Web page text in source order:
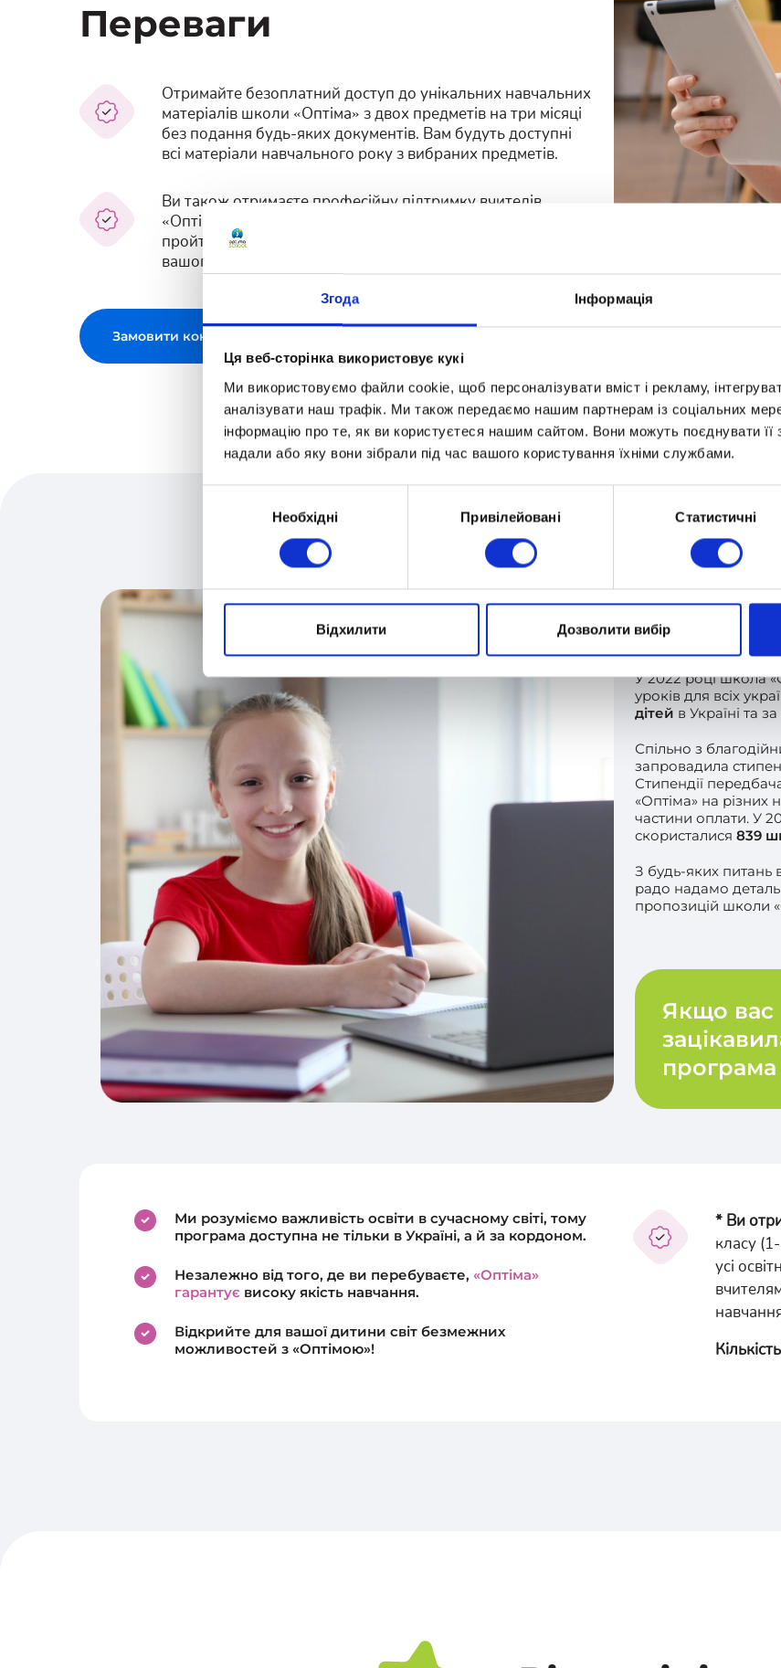
Згода Інформація
Ця веб-сторінка використовує кукі
Ми використовуємо файли cookie, щоб персоналізувати вміст і рекламу,
аналізувати наш трафік. Ми також передаємо нашим партнерам із соціальних
інформацію про те, як ви користуєтеся нашим сайтом. Вони можуть поєднувати її
надали або яку вони зібрали під час вашого користування їхніми службами.
Необхідні Привілейовані Статистичні
Відхилити Дозволити вибір
Переваги
Отримайте безоплатний доступ до унікальних навчальних
матеріалів школи «Оптіма» з двох предметів на три місяці
без подання будь-яких документів. Вам будуть доступні
всі матеріали навчального року з вибраних предметів.
Ви також отримаєте професійну підтримку вчителів
«Оптіми» в текстовому чаті. Насамкінець ви зможете
пройти контрольне тестування й дізнатися результати
вашого навчання.
Замовити консультацію
У 2022 році школа
уроків для всіх
дітей в Україні та
Спільно з
запровадила
Стипендії
«Оптіма» на різних
частини оплати. У
скористалися839
З будь-яких питань
радо надамо
пропозицій школи
Якщо вас
програма
Ми розуміємо важливість освіти в сучасному світі, тому
програма доступна не тільки в Україні, а й за кордоном.
Незалежно від того, де ви перебуваєте, «Оптіма»
гарантує високу якість навчання.
Відкрийте для вашої дитини світ безмежних
можливостей з «Оптімою»!
* Ви
класу
усі